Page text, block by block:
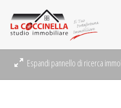
Espandi pannello di ricerca